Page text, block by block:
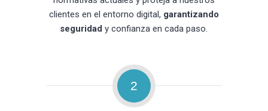
clientes en el entorno digital, garantizando
seguridad y confianza en cada paso.
2